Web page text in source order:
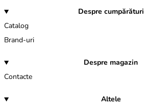
Despre cumpărături
Catalog
Brand-uri
Despre magazin
Contacte
Altele